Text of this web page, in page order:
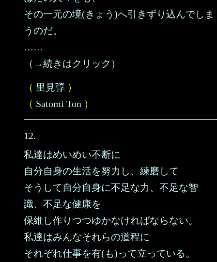
その一元の境(きょう)へ引きずり込んでしま
うのだ。
……
（→続きはクリック）
（ 里見弴 ）
（ Satomi Ton ）
12.
私達はめいめい不断に
自分自身の生活を努力し、練磨して
そうして自分自身に不足な力、不足な智
識、不足な健康を
保維し作りつつゆかなければならない。
私達はみんなそれらの道程に
それぞれ仕事を有(も)って立っている。